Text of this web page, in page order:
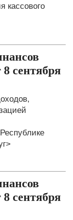
кассового
сентября
сентября